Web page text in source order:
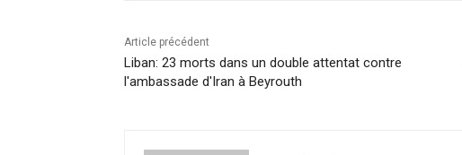
k
Article précédent
Liban: 23 morts dans un double attentat contre
l'ambassade d'Iran à Beyrouth